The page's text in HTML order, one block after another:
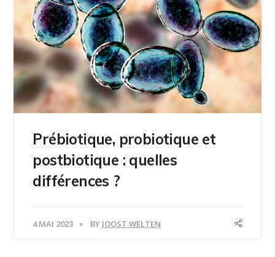
Prébiotique, probiotique et
postbiotique : quelles
différences ?
4 MAI 2023 BY JOOST WELTEN